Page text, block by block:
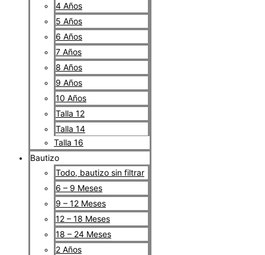
4 Años
5 Años
6 Años
7 Años
8 Años
9 Años
10 Años
Talla 12
Talla 14
Talla 16
Bautizo
Todo, bautizo sin filtrar
6 – 9 Meses
9 – 12 Meses
12 – 18 Meses
18 – 24 Meses
2 Años